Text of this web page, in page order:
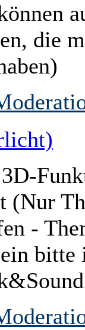
die
-
bitte